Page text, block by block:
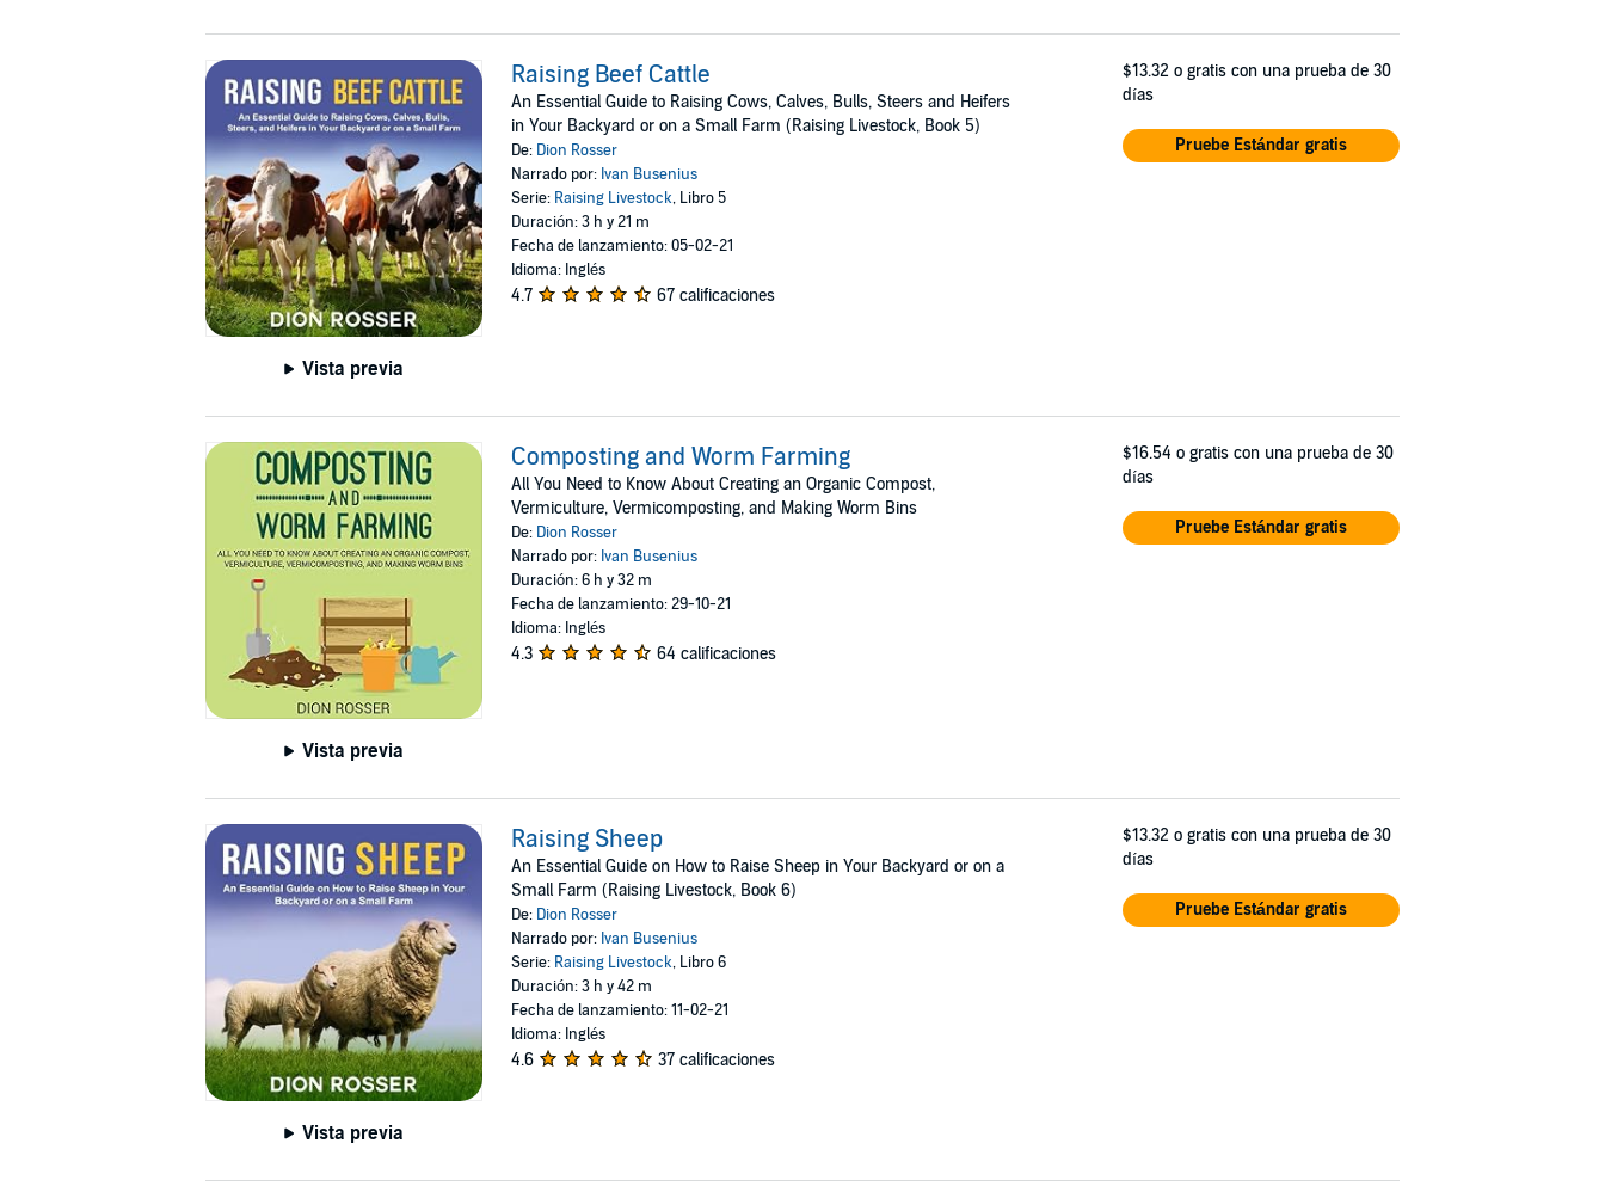
Vista previa
Raising Beef Cattle
An Essential Guide to Raising Cows, Calves, Bulls, Steers and Heifers
in Your Backyard or on a Small Farm (Raising Livestock, Book 5)
De: Dion Rosser
Narrado por: Ivan Busenius
Serie: Raising Livestock, Libro 5
Duración: 3 h y 21 m
Fecha de lanzamiento: 05-02-21
Idioma: Inglés
4.7 67 calificaciones
$13.32 o gratis con una prueba de 30
días
Pruebe Estándar gratis
Vista previa
Composting and Worm Farming
All You Need to Know About Creating an Organic Compost,
Vermiculture, Vermicomposting, and Making Worm Bins
De: Dion Rosser
Narrado por: Ivan Busenius
Duración: 6 h y 32 m
Fecha de lanzamiento: 29-10-21
Idioma: Inglés
4.3 64 calificaciones
$16.54 o gratis con una prueba de 30
días
Pruebe Estándar gratis
Vista previa
Raising Sheep
An Essential Guide on How to Raise Sheep in Your Backyard or on a
Small Farm (Raising Livestock, Book 6)
De: Dion Rosser
Narrado por: Ivan Busenius
Serie: Raising Livestock, Libro 6
Duración: 3 h y 42 m
Fecha de lanzamiento: 11-02-21
Idioma: Inglés
4.6 37 calificaciones
$13.32 o gratis con una prueba de 30
días
Pruebe Estándar gratis